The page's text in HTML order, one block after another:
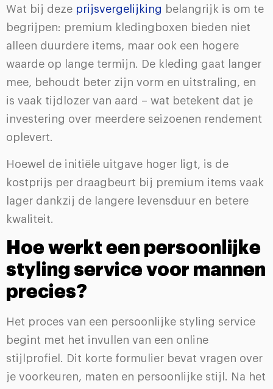
Wat bij deze prijsvergelijking belangrijk is om te
begrijpen: premium kledingboxen bieden niet
alleen duurdere items, maar ook een hogere
waarde op lange termijn. De kleding gaat langer
mee, behoudt beter zijn vorm en uitstraling, en
is vaak tijdlozer van aard – wat betekent dat je
investering over meerdere seizoenen rendement
oplevert.
Hoewel de initiële uitgave hoger ligt, is de
kostprijs per draagbeurt bij premium items vaak
lager dankzij de langere levensduur en betere
kwaliteit.
Hoe werkt een persoonlijke
styling service voor mannen
precies?
Het proces van een persoonlijke styling service
begint met het invullen van een online
stijlprofiel. Dit korte formulier bevat vragen over
je voorkeuren, maten en persoonlijke stijl. Na het